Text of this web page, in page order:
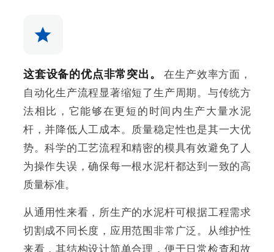
这套设备的优点非常突出。
在生产效率方面，
自动化生产流程显著缩短了生产周期。与传统方
法相比，它能够在更短的时间内生产大量水泥
杆，并降低人工成本。质量稳定性也是其一大优
势。科学的工艺流程和精密的模具有效避免了人
为操作失误，确保每一根水泥杆都达到一致的高
质量标准。
从通用性来看，所生产的水泥杆可根据工程需求
切割成不同长度，应用范围非常广泛。从维护性
来看，其结构设计简单合理，便于日常检查和故